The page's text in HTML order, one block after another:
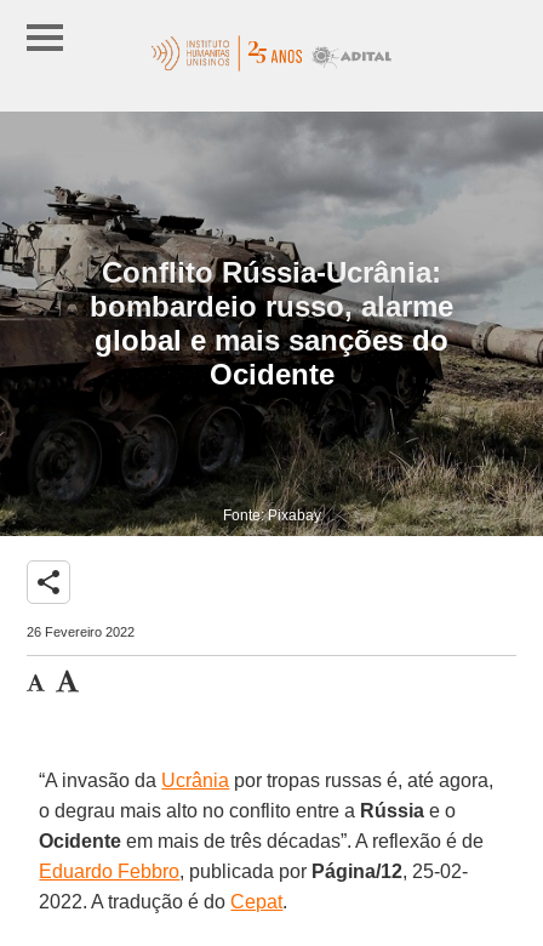
Conflito Rússia-Ucrânia:
bombardeio russo, alarme
global e mais sanções do
Ocidente
Fonte: Pixabay
share
26 Fevereiro 2022
“A invasão da Ucrânia por tropas russas é, até agora,
o degrau mais alto no conflito entre a Rússia e o
Ocidente em mais de três décadas”. A reflexão é de
Eduardo Febbro, publicada por Página/12, 25-02-
2022. A tradução é doCepat.